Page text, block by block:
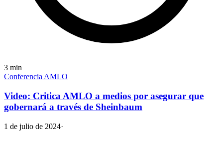
3 min
Conferencia AMLO
Video: Critica AMLO a medios por asegurar que
gobernará a través de Sheinbaum
1 de julio de 2024·